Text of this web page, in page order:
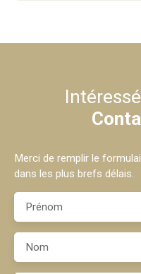
Merci de remplir le
dans les plus brefs délais.
Prénom
Nom